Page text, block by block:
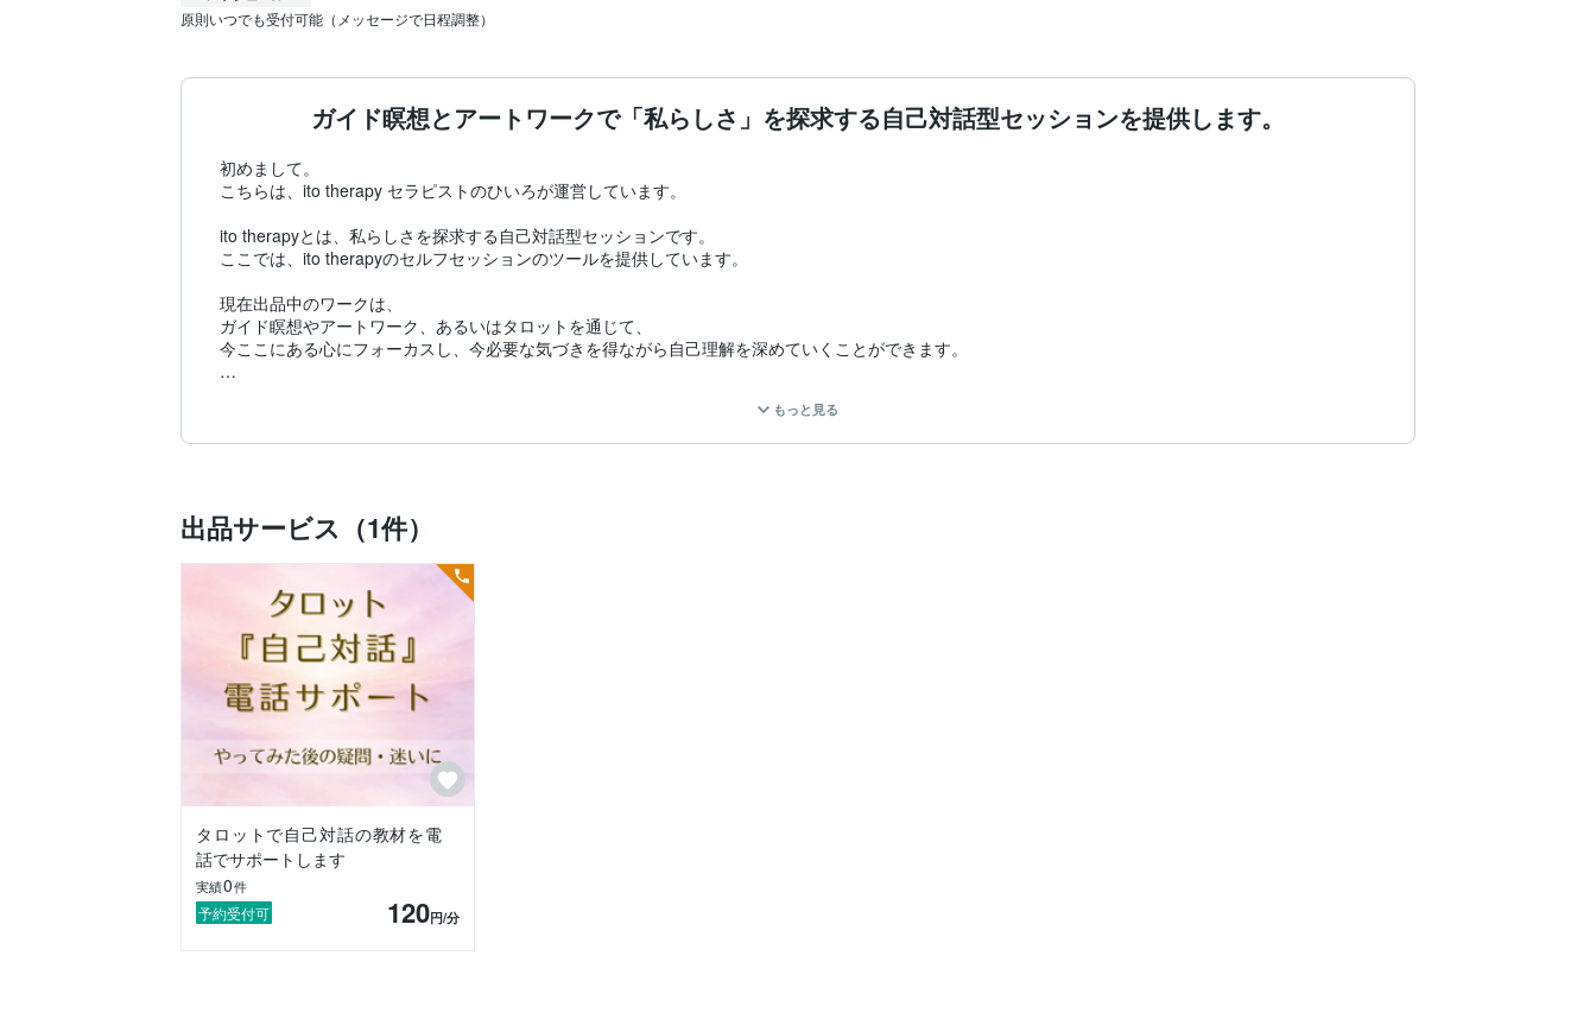
原則いつでも受付可能（メッセージで日程調整）
ガイド瞑想とアートワークで「私らしさ」を探求する自己対話型セッションを提供します。
初めまして。
こちらは、ito therapy セラピストのひいろが運営しています。
ito therapyとは、私らしさを探求する自己対話型セッションです。
ここでは、ito therapyのセルフセッションのツールを提供しています。
現在出品中のワークは、
ガイド瞑想やアートワーク、あるいはタロットを通じて、
今ここにある心にフォーカスし、今必要な気づきを得ながら自己理解を深めていくことができます。
・自分の強みや才能を活かせていない気がする
時間に縛られることなく、思い立ったときにいつでも取り組める
ito therapyセルフセッションをあなたへ。
あなただけの〈me time〉を、心豊かなひとときに。
ito therapyは、
あなたがあなたらしく、今よりもっと輝いていくことを、応援しています。
もっと見る
出品サービス（1件）
タロットで自己対話の教材を電
話でサポートします
実績0件
予約受付可 120円/分